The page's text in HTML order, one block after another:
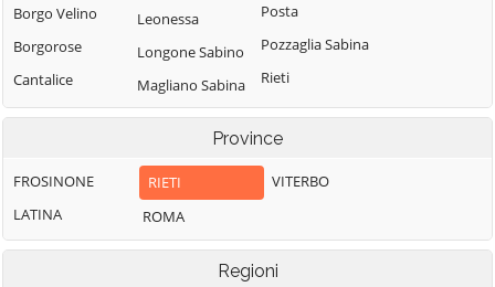
Borgo Velino
Borgorose
Cantalice
Cantalupo in
Castel di Tora
Leonessa
Longone Sabino
Magliano Sabina
Marcetelli
Mompeo
Montasola
Monte San
Posta
Pozzaglia Sabina
Rieti
Rivodutri
Rocca Sinibalda
Roccantica
Scandriglia
Selci
Province
FROSINONE
LATINA
RIETI
ROMA
VITERBO
Regioni